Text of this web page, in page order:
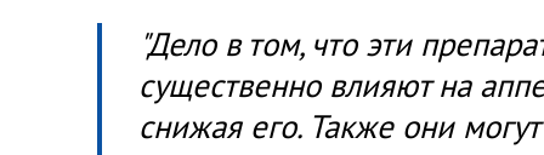
"Дело в том, что эти
существенно влияют на
снижая его. Также они